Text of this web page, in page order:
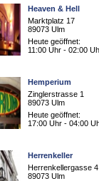
Heaven & Hell
Marktplatz 17
89073 Ulm
Heute geöffnet:
11:00 Uhr - 02:00
Hemperium
Zinglerstrasse 1
89073 Ulm
Heute geöffnet:
17:00 Uhr - 04:00
Herrenkeller
Herrenkellergasse 4
89073 Ulm